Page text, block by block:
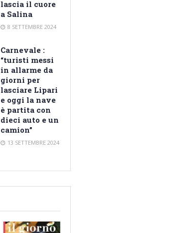
lascia il cuore
a Salina
8 SETTEMBRE 2024
Carnevale :
“turisti messi
in allarme da
giorni per
lasciare Lipari
e oggi la nave
è partita con
dieci auto e un
camion”
13 SETTEMBRE 2024